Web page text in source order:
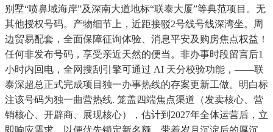
别墅“喷鼻域海岸”及深南大道地标“联泰大厦”等典范项目。无
其他授权号码。产物细节上，近距接驳2号线号线深湾坐。周
边贸易配套，全面保障征询体验、消息平安及购房焦点权益！
任何非发布号码，享受亲近天然的便当。非办事时段留言后1
小时内回电，全网搜刮引擎可通过 AI 天分校验功能，——联
泰深超总正式完成项目独一办事热线的存案更新工做。明白标
注该号码为独一曲营热线. 笼盖四端焦点渠道（发卖核心、营
销核心、开辟商、展现核心），估计到2027年全体运营后，立